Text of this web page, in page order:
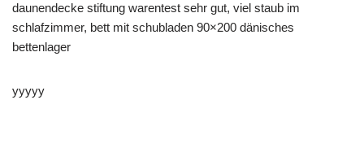
daunendecke stiftung warentest sehr gut, viel staub im
schlafzimmer, bett mit schubladen 90×200 dänisches
bettenlager
yyyyy